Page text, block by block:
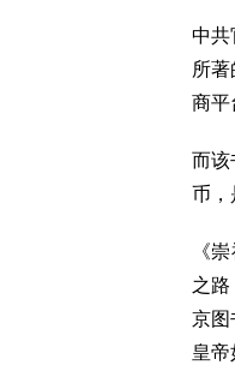
中共
所
商平
而该
币，
《
之路
京图
皇